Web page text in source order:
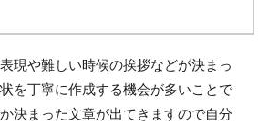
現や難しい時候の挨拶などが決まっ
を丁寧に作成する機会が多いことで
決まった文章が出てきますので自分